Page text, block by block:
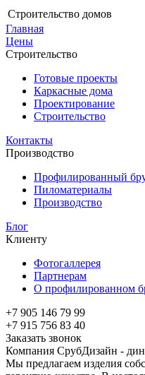
Строительство домов
Главная
Цены
Строительство
Готовые проекты
Каркасные дома
Проектирование
Строительство
Контакты
Производство
Профилированный
Пиломатериалы
Производство
Блог
Клиенту
Фотогаллерея
Партнерам
О профилированном
+7 905 146 79 99
+7 915 756 83 40
Заказать звонок
Компания СрубДизайн -
Мы предлагаем изделия